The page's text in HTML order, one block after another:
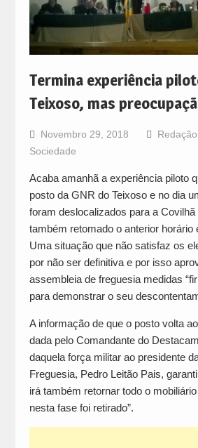
Termina experiência
Teixoso, mas
Novembro 29, 2018
Sociedade
Acaba amanhã a experiência piloto
posto da GNR do Teixoso e no dia
foram deslocalizados para a
também retomado o anterior horário
Uma situação que não satisfaz os
por não ser definitiva e por isso
assembleia de freguesia medidas
para demonstrar o seu
A informação de que o posto volta
dada pelo Comandante do
daquela força militar ao presidente
Freguesia, Pedro Leitão Pais,
irá também retornar todo o
nesta fase foi retirado”.